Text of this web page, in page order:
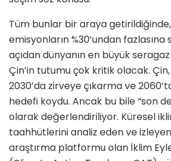
Tüm bunlar bir araya
emisyonların %30’undan
açıdan dünyanın en büyük
Çin’in tutumu çok kritik olacak.
2030’da zirveye çıkarma ve
hedefi koydu. Ancak bu bile “son
olarak değerlendiriliyor. Küresel
taahhütlerini analiz eden ve
araştırma platformu olan İklim